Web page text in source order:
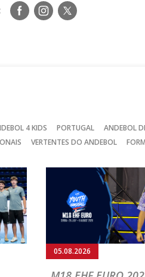
Siga-
nos
Siga-
nos
Siga-
nos
4 KIDS PORTUGAL ANDEBOL
VERTENTES DO ANDEBOL
05.08.2026